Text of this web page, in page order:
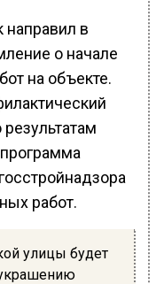
направил в
о начале
на объекте.
работ.
улицы будет
украшению